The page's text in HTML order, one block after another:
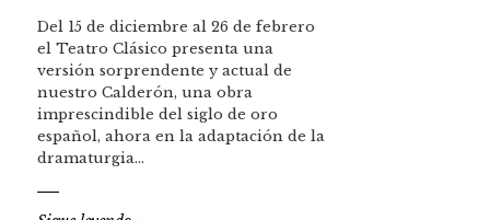
Del 15 de diciembre al 26 de febrero
el Teatro Clásico presenta una
versión sorprendente y actual de
nuestro Calderón, una obra
imprescindible del siglo de oro
español, ahora en la adaptación de la
dramaturgia…